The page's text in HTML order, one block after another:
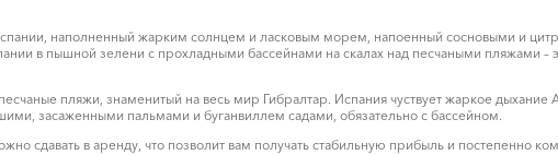
наполненный жарким солнцем и ласковым морем, напоенный сосновыми и
в пышной зелени с прохладными бассейнами на скалах над песчаными пляжами –
пляжи, знаменитый на весь мир Гибралтар. Испания чуствует жаркое
засаженными пальмами и буганвиллем садами, обязательно с бассейном.
сдавать в аренду, что позволит вам получать стабильную прибыль и постепенно